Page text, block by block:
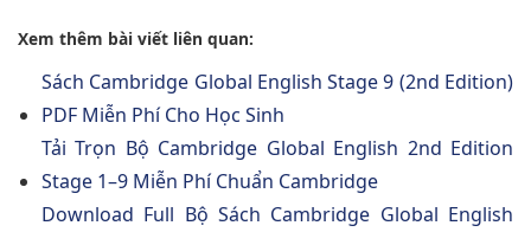
Xem thêm bài viết liên quan:
Sách Cambridge Global English Stage 9 (2nd Edition)
PDF Miễn Phí Cho Học Sinh
Tải Trọn Bộ Cambridge Global English 2nd Edition
Stage 1–9 Miễn Phí Chuẩn Cambridge
Download Full Bộ Sách Cambridge Global English